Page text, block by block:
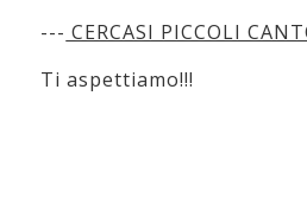
--- CERCASI PICCOLI
Ti aspettiamo!!!